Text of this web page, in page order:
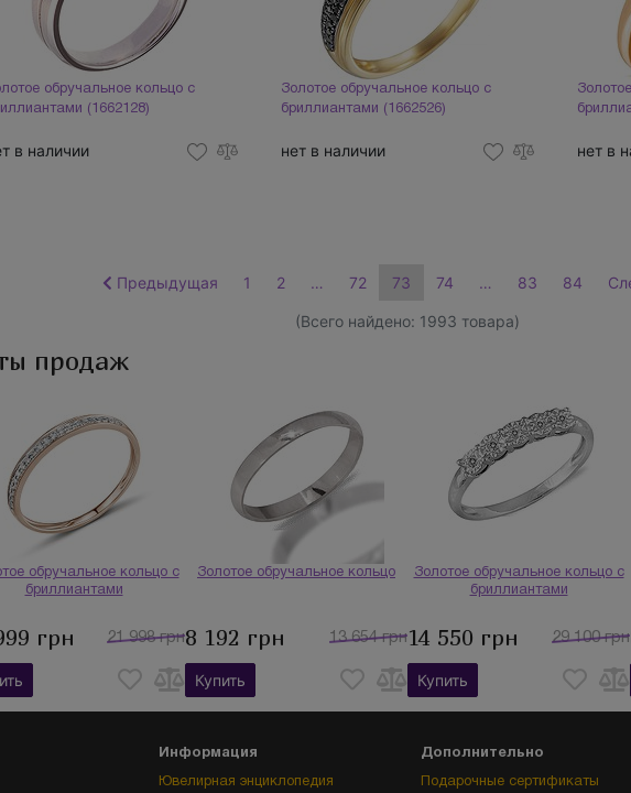
обручальное кольцо с
(1662128)
в наличии
Золотое обручальное кольцо с
бриллиантами (1662526)
нет в наличии нет в
Предыдущая 1 2 … 72 73 74 … 83 84
(Всего найдено: 1993 товара)
продаж
обручальное кольцо с
бриллиантами
грн 21 998 грн
Золотое обручальное кольцо
8 192 грн 13 654 грн
Купить
Золотое обручальное кольцо с
бриллиантами
14 550 грн 29 100 грн
Купить
Информация
Ювелирная энциклопедия
Дополнительно
Подарочные сертификаты